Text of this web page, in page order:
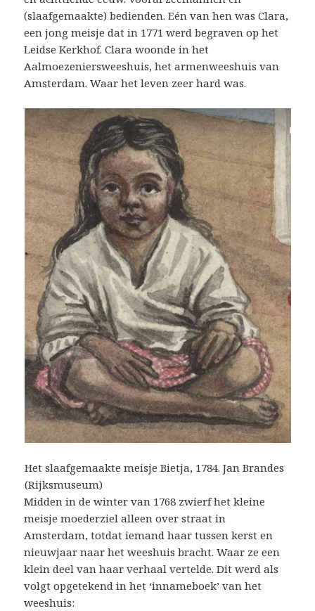
(slaafgemaakte) bedienden. Eén van hen was Clara,
een jong meisje dat in 1771 werd begraven op het
Leidse Kerkhof. Clara woonde in het
Aalmoezeniersweeshuis, het armenweeshuis van
Amsterdam. Waar het leven zeer hard was.
Het slaafgemaakte meisje Bietja, 1784. Jan Brandes
(Rijksmuseum)
Midden in de winter van 1768 zwierf het kleine
meisje moederziel alleen over straat in
Amsterdam, totdat iemand haar tussen kerst en
nieuwjaar naar het weeshuis bracht. Waar ze een
klein deel van haar verhaal vertelde. Dit werd als
volgt opgetekend in het ‘innameboek’ van het
weeshuis: